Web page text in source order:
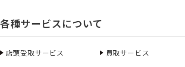
各種サービスについて
店頭受取サービス 買取サービス